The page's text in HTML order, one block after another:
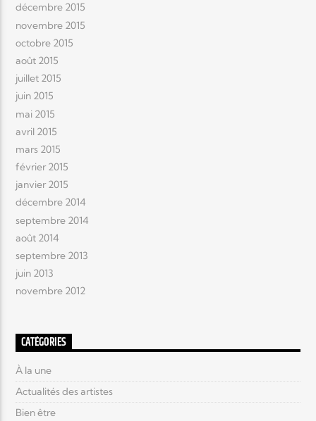
décembre 2015
novembre 2015
octobre 2015
août 2015
juillet 2015
juin 2015
mai 2015
avril 2015
mars 2015
février 2015
janvier 2015
décembre 2014
septembre 2014
août 2014
septembre 2013
juin 2013
novembre 2012
CATÉGORIES
À la une
Actualités des artistes
Bien être